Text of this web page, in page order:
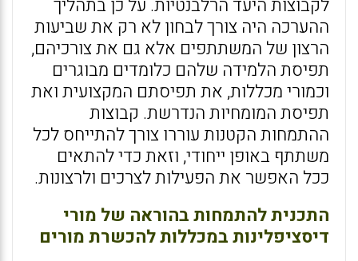
לקבוצות היעד הרלבנטיות. על כן בתהליך
ההערכה היה צורך לבחון לא רק את שביעות
הרצון של המשתתפים אלא גם את צורכיהם,
תפיסת הלמידה שלהם כלומדים מבוגרים
וכמורי מכללות, את תפיסתם המקצועית ואת
תפיסת המומחיות הנדרשת. קבוצות
ההתמחות הקטנות עוררו צורך להתייחס לכל
משתתף באופן ייחודי, וזאת כדי להתאים
ככל האפשר את הפעילות לצרכים ולרצונות.
התכנית להתמחות בהוראה של מורי
דיסציפלינות במכללות להכשרת מורים